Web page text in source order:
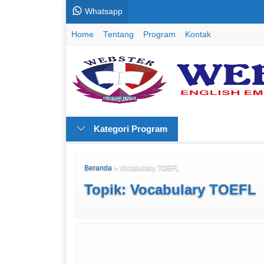
Whatsapp
Home Tentang Program Kontak
Kategori Program
Beranda » Vocabulary TOEFL
Topik: Vocabulary TOEFL